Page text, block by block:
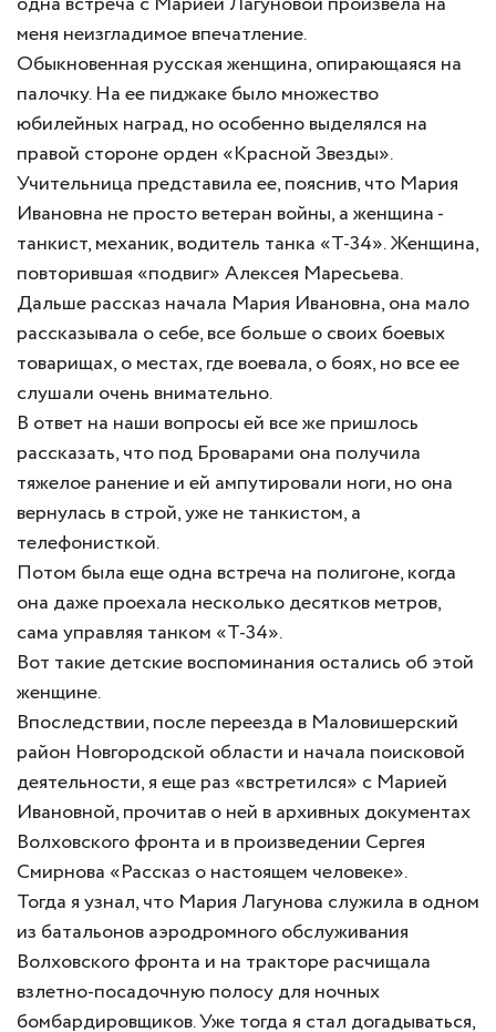
меня неизгладимое впечатление.
Обыкновенная русская женщина, опирающаяся на
палочку. На ее пиджаке было множество
юбилейных наград, но особенно выделялся на
правой стороне орден «Красной Звезды».
Учительница представила ее, пояснив, что Мария
Ивановна не просто ветеран войны, а женщина -
танкист, механик, водитель танка «Т-34». Женщина,
повторившая «подвиг» Алексея Маресьева.
Дальше рассказ начала Мария Ивановна, она мало
рассказывала о себе, все больше о своих боевых
товарищах, о местах, где воевала, о боях, но все ее
слушали очень внимательно.
В ответ на наши вопросы ей все же пришлось
рассказать, что под Броварами она получила
тяжелое ранение и ей ампутировали ноги, но она
вернулась в строй, уже не танкистом, а
телефонисткой.
Потом была еще одна встреча на полигоне, когда
она даже проехала несколько десятков метров,
сама управляя танком «Т-34».
Вот такие детские воспоминания остались об этой
женщине.
Впоследствии, после переезда в Маловишерский
район Новгородской области и начала поисковой
деятельности, я еще раз «встретился» с Марией
Ивановной, прочитав о ней в архивных документах
Волховского фронта и в произведении Сергея
Смирнова «Рассказ о настоящем человеке».
Тогда я узнал, что Мария Лагунова служила в одном
из батальонов аэродромного обслуживания
Волховского фронта и на тракторе расчищала
взлетно-посадочную полосу для ночных
бомбардировщиков. Уже тогда я стал догадываться,